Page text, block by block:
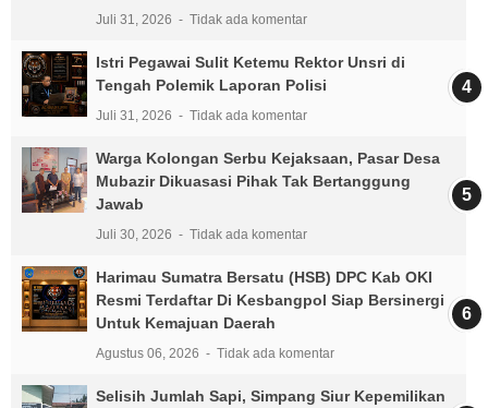
Juli 31, 2026 Tidak ada komentar
Istri Pegawai Sulit Ketemu Rektor Unsri di
Tengah Polemik Laporan Polisi
Juli 31, 2026 Tidak ada komentar
Warga Kolongan Serbu Kejaksaan, Pasar Desa
Mubazir Dikuasasi Pihak Tak Bertanggung
Jawab
Juli 30, 2026 Tidak ada komentar
Harimau Sumatra Bersatu (HSB) DPC Kab OKI
Resmi Terdaftar Di Kesbangpol Siap Bersinergi
Untuk Kemajuan Daerah
Agustus 06, 2026 Tidak ada komentar
Selisih Jumlah Sapi, Simpang Siur Kepemilikan